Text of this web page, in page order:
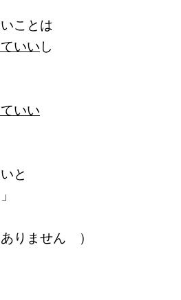
ことは
いいし
いい
と
りません ）